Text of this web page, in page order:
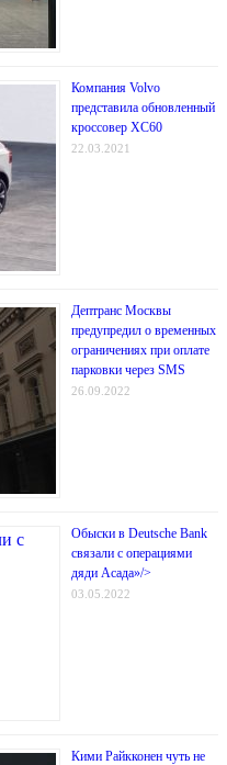
Компания Volvo
представила обновленный
кроссовер XC60
22.03.2021
Дептранс Москвы
предупредил о временных
ограничениях при оплате
парковки через SMS
26.09.2022
Обыски в Deutsche Bank
связали с операциями
дяди Асада»/>
03.05.2022
Кими Райкконен чуть не